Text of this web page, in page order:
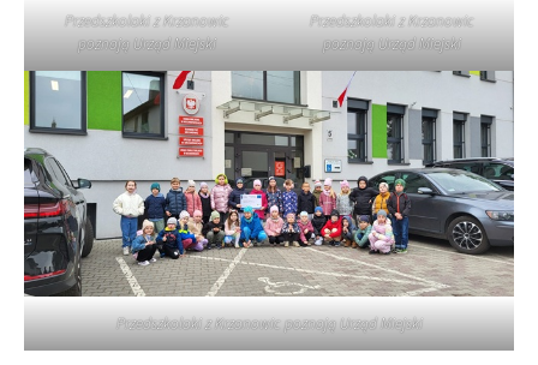
Przedszkolaki z Krzanowic
poznają Urząd Miejski
Przedszkolaki z Krzanowic
poznają Urząd Miejski
Przedszkolaki z Krzanowic poznają Urząd Miejski